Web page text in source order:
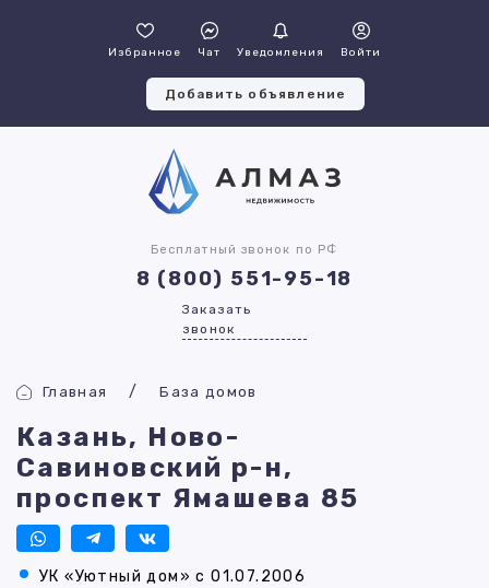
Избранное Чат Уведомления Войти
Добавить объявление
Бесплатный звонок по РФ
8 (800) 551-95-18
Заказать
звонок
Главная База домов
Казань, Ново-
Савиновский р-н,
проспект Ямашева 85
УК «Уютный дом» с 01.07.2006